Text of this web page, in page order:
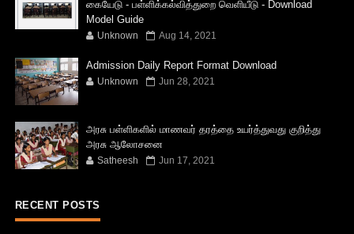
கையேடு - பள்ளிக்கல்வித்துறை வெளியீடு - Download
Model Guide
Unknown Aug 14, 2021
Admission Daily Report Format Download
Unknown Jun 28, 2021
அரசு பள்ளிகளில் மாணவர் தரத்தை உயர்த்துவது குறித்து
அரசு ஆலோசனை
Satheesh Jun 17, 2021
RECENT POSTS